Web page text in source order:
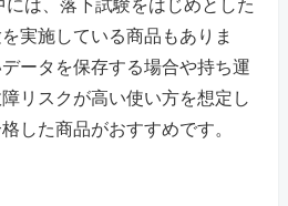
は、落下試験をはじめとした
実施している商品もありま
ータを保存する場合や持ち運
リスクが高い使い方を想定し
した商品がおすすめです。